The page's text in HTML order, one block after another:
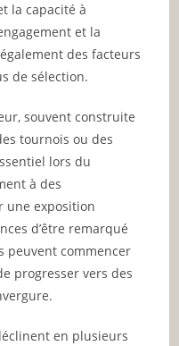
la capacité à
et la
des facteurs
de sélection.
souvent construite
tournois ou des
lors du
à des
une exposition
d’être remarqué
peuvent commencer
progresser vers des
en plusieurs